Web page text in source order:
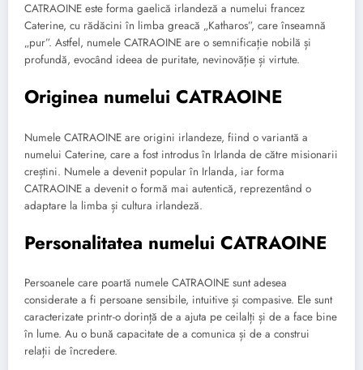
CATRAOINE este forma gaelică irlandeză a numelui francez
Caterine, cu rădăcini în limba greacă „Katharos”, care înseamnă
„pur”. Astfel, numele CATRAOINE are o semnificație nobilă și
profundă, evocând ideea de puritate, nevinovăție și virtute.
Originea numelui CATRAOINE
Numele CATRAOINE are origini irlandeze, fiind o variantă a
numelui Caterine, care a fost introdus în Irlanda de către misionarii
creștini. Numele a devenit popular în Irlanda, iar forma
CATRAOINE a devenit o formă mai autentică, reprezentând o
adaptare la limba și cultura irlandeză.
Personalitatea numelui CATRAOINE
Persoanele care poartă numele CATRAOINE sunt adesea
considerate a fi persoane sensibile, intuitive și compasive. Ele sunt
caracterizate printr-o dorință de a ajuta pe ceilalți și de a face bine
în lume. Au o bună capacitate de a comunica și de a construi
relații de încredere.